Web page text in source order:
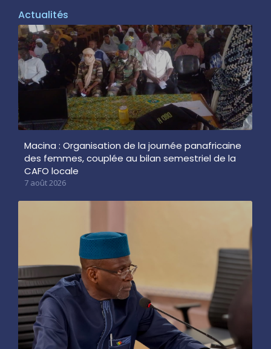
Actualités
Macina : Organisation de la journée panafricaine
des femmes, couplée au bilan semestriel de la
CAFO locale
7 août 2026